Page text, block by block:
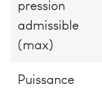
pression
admissible
(max)
Puissance